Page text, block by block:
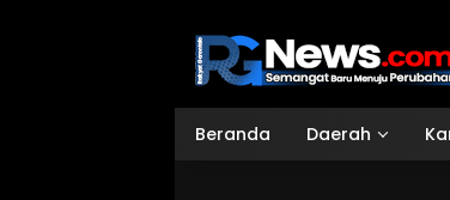
Beranda Daerah